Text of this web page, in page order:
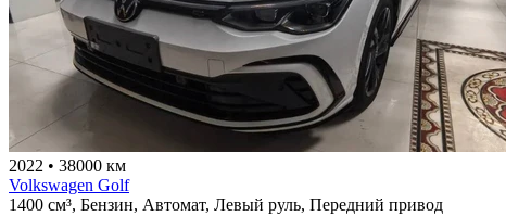
2022 • 38000 км
Volkswagen Golf
1400 см³, Бензин, Автомат, Левый руль, Передний привод